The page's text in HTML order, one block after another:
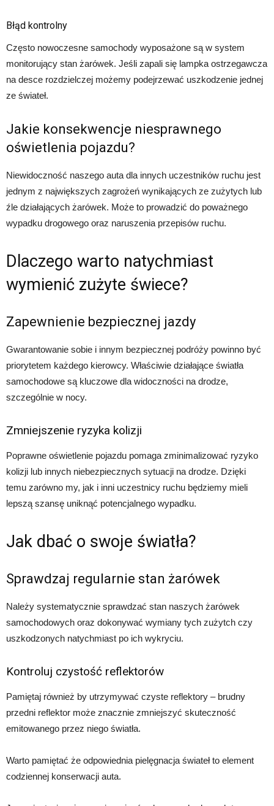
Błąd kontrolny
Często nowoczesne samochody wyposażone są w system
monitorujący stan żarówek. Jeśli zapali się lampka ostrzegawcza
na desce rozdzielczej możemy podejrzewać uszkodzenie jednej
ze świateł.
Jakie konsekwencje niesprawnego
oświetlenia pojazdu?
Niewidoczność naszego auta dla innych uczestników ruchu jest
jednym z największych zagrożeń wynikających ze zużytych lub
źle działających żarówek. Może to prowadzić do poważnego
wypadku drogowego oraz naruszenia przepisów ruchu.
Dlaczego warto natychmiast
wymienić zużyte świece?
Zapewnienie bezpiecznej jazdy
Gwarantowanie sobie i innym bezpiecznej podróży powinno być
priorytetem każdego kierowcy. Właściwie działające światła
samochodowe są kluczowe dla widoczności na drodze,
szczególnie w nocy.
Zmniejszenie ryzyka kolizji
Poprawne oświetlenie pojazdu pomaga zminimalizować ryzyko
kolizji lub innych niebezpiecznych sytuacji na drodze. Dzięki
temu zarówno my, jak i inni uczestnicy ruchu będziemy mieli
lepszą szansę uniknąć potencjalnego wypadku.
Jak dbać o swoje światła?
Sprawdzaj regularnie stan żarówek
Należy systematycznie sprawdzać stan naszych żarówek
samochodowych oraz dokonywać wymiany tych zużytch czy
uszkodzonych natychmiast po ich wykryciu.
Kontroluj czystość reflektorów
Pamiętaj również by utrzymywać czyste reflektory – brudny
przedni reflektor może znacznie zmniejszyć skuteczność
emitowanego przez niego światła.
Warto pamiętać że odpowiednia pielęgnacja świateł to element
codziennej konserwacji auta.